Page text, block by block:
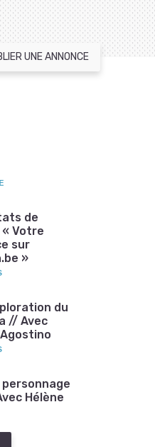
UNE ANNONCE
de
Votre
sur
»
du
// Avec
Hélène